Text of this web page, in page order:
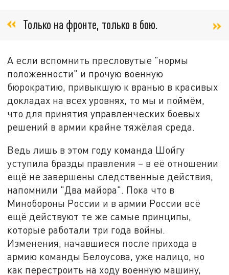
Только на фронте, только в бою.
А если вспомнить пресловутые "нормы
положенности" и прочую военную
бюрократию, привыкшую к вранью в красивых
докладах на всех уровнях, то мы и поймём,
что для принятия управленческих боевых
решений в армии крайне тяжёлая среда.
Ведь лишь в этом году команда Шойгу
уступила бразды правления – в её отношении
ещё не завершены следственные действия,
напомнили "Два майора". Пока что в
Минобороны России и в армии России всё
ещё действуют те же самые принципы,
которые работали три года войны.
Изменения, начавшиеся после прихода в
армию команды Белоусова, уже налицо, но
как перестроить на ходу военную машину,